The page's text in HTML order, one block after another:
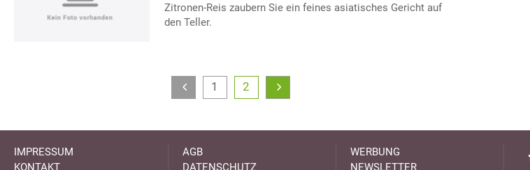
Zitronen-Reis zaubern Sie ein feines asiatisches Gericht auf
den Teller.
1 2
IMPRESSUM
KONTAKT
AGB
DATENSCHUTZ
WERBUNG
NEWSLETTER